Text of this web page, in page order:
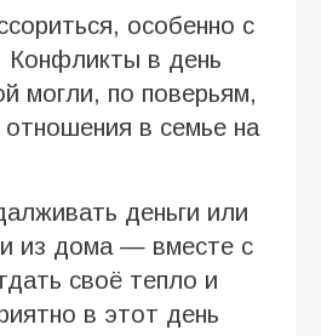
особенно с
Конфликты в день
могли, по поверьям,
отношения в семье на
деньги или
из дома — вместе с
своё тепло и
в этот день